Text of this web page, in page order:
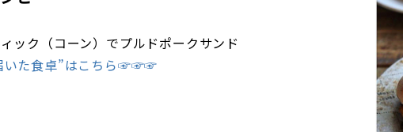
ク（コーン）でプルドポークサンド
いた食卓”はこちら☞☞☞